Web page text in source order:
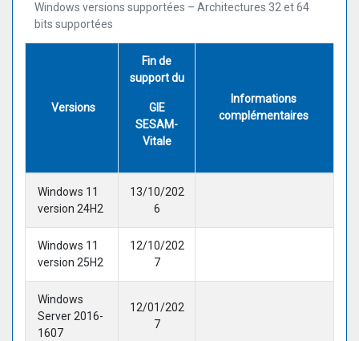
Windows versions supportées – Architectures 32 et 64
bits supportées
Versions
Fin de
support du
GIE
SESAM-
Vitale
Informations
complémentaires
Windows 11
version 24H2
13/10/202
6
Windows 11
version 25H2
12/10/202
7
Windows
Server 2016-
1607
12/01/202
7